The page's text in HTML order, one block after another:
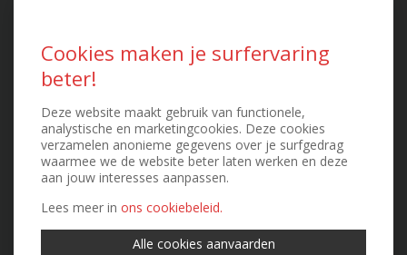
T. 011 88 88 00 - F. 011 88 88 08
Contacteer ons
EXTRA INFO
IDD Richtlijn
Privacy clausule
Cookies maken je surfervaring
beter!
Deze website maakt gebruik van functionele,
analystische en marketingcookies. Deze cookies
verzamelen anonieme gegevens over je surfgedrag
waarmee we de website beter laten werken en deze
aan jouw interesses aanpassen.
Lees meer in ons cookiebeleid.
Alle cookies aanvaarden